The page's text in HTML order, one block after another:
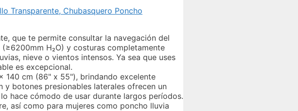
Transparente, Chubasquero Poncho
que te permite consultar la navegación del
H₂O) y costuras completamente
nieve o vientos intensos. Ya sea que uses
es excepcional.
140 cm (86" x 55"), brindando excelente
botones presionables laterales ofrecen un
hace cómodo de usar durante largos períodos.
así como para mujeres como poncho lluvia